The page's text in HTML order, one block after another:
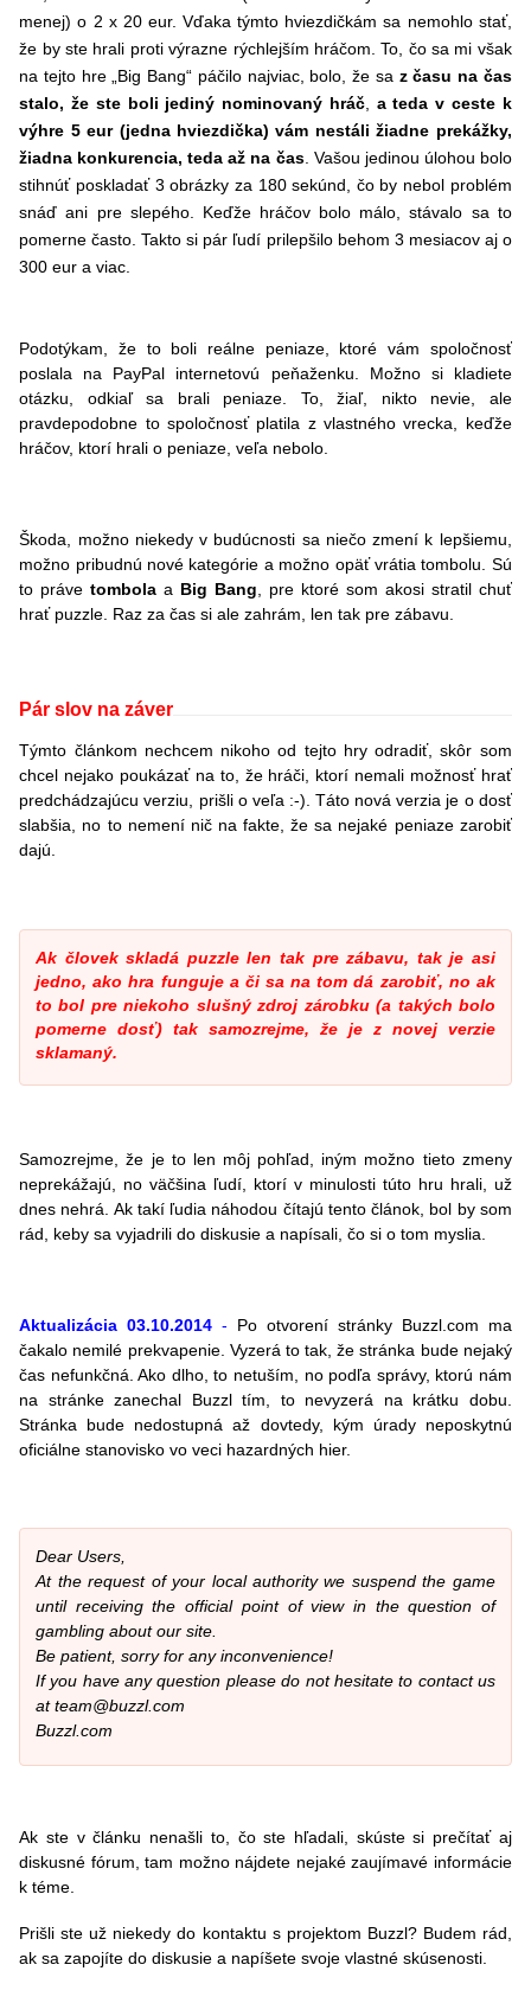
menej) o 2 x 20 eur. Vďaka týmto hviezdičkám sa nemohlo stať,
že by ste hrali proti výrazne rýchlejším hráčom. To, čo sa mi však
na tejto hre „Big Bang“ páčilo najviac, bolo, že sa z času na čas
stalo, že ste boli jediný nominovaný hráč, a teda v ceste k
výhre 5 eur (jedna hviezdička) vám nestáli žiadne prekážky,
žiadna konkurencia, teda až na čas. Vašou jedinou úlohou bolo
stihnúť poskladať 3 obrázky za 180 sekúnd, čo by nebol problém
snáď ani pre slepého. Keďže hráčov bolo málo, stávalo sa to
pomerne často. Takto si pár ľudí prilepšilo behom 3 mesiacov aj o
300 eur a viac.
Podotýkam, že to boli reálne peniaze, ktoré vám spoločnosť
poslala na PayPal internetovú peňaženku. Možno si kladiete
otázku, odkiaľ sa brali peniaze. To, žiaľ, nikto nevie, ale
pravdepodobne to spoločnosť platila z vlastného vrecka, keďže
hráčov, ktorí hrali o peniaze, veľa nebolo.
Škoda, možno niekedy v budúcnosti sa niečo zmení k lepšiemu,
možno pribudnú nové kategórie a možno opäť vrátia tombolu. Sú
to právetombola a Big Bang , pre ktoré som akosi stratil chuť
hrať puzzle. Raz za čas si ale zahrám, len tak pre zábavu.
Pár slov na záver
Týmto článkom nechcem nikoho od tejto hry odradiť, skôr som
chcel nejako poukázať na to, že hráči, ktorí nemali možnosť hrať
predchádzajúcu verziu, prišli o veľa :-). Táto nová verzia je o dosť
slabšia, no to nemení nič na fakte, že sa nejaké peniaze zarobiť
dajú.
Ak človek skladá puzzle len tak pre zábavu, tak je asi
jedno, ako hra funguje a či sa na tom dá zarobiť, no ak
to bol pre niekoho slušný zdroj zárobku (a takých bolo
pomerne dosť) tak samozrejme, že je z novej verzie
sklamaný.
Samozrejme, že je to len môj pohľad, iným možno tieto zmeny
neprekážajú, no väčšina ľudí, ktorí v minulosti túto hru hrali, už
dnes nehrá. Ak takí ľudia náhodou čítajú tento článok, bol by som
rád, keby sa vyjadrili do diskusie a napísali, čo si o tom myslia.
Aktualizácia 03.10.2014 - Po otvorení stránky Buzzl.com ma
čakalo nemilé prekvapenie. Vyzerá to tak, že stránka bude nejaký
čas nefunkčná. Ako dlho, to netuším, no podľa správy, ktorú nám
na stránke zanechal Buzzl tím, to nevyzerá na krátku dobu.
Stránka bude nedostupná až dovtedy, kým úrady neposkytnú
oficiálne stanovisko vo veci hazardných hier.
Dear Users,
At the request of your local authority we suspend the game
until receiving the official point of view in the question of
gambling about our site.
Be patient, sorry for any inconvenience!
If you have any question please do not hesitate to contact us
at team@buzzl.com
Buzzl.com
Ak ste v článku nenašli to, čo ste hľadali, skúste si prečítať aj
diskusné fórum, tam možno nájdete nejaké zaujímavé informácie
k téme.
Prišli ste už niekedy do kontaktu s projektom Buzzl? Budem rád,
ak sa zapojíte do diskusie a napíšete svoje vlastné skúsenosti.